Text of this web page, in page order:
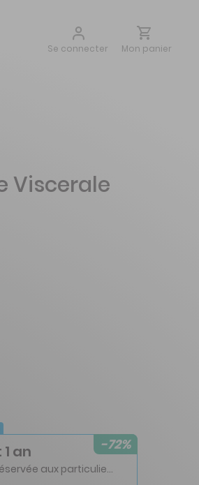
Se connecter
Aller
Mon panier
Viscerale
-72%
an
6 n° • Papier Offre réservée aux particuliers